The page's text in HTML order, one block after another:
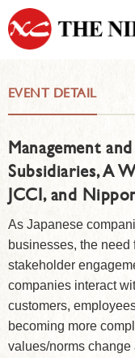
EVENT DETAIL
Management
Subsidiaries, A
JCCI, and
As Japanese
businesses, the need
stakeholder
companies interact
customers,
becoming more
values/norms change
Member LOG IN